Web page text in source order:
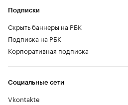
Социальные сети
Vkontakte
Подписки
Скрыть баннеры на РБК
Подписка на РБК
Корпоративная подписка